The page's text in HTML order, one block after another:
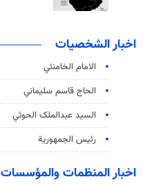
اخبار الشخصيات
الامام الخامنئي
الحاج قاسم سليماني
السید عبدالملک الحوثي
رئيس الجمهورية
اخبار المنظمات والمؤسسات